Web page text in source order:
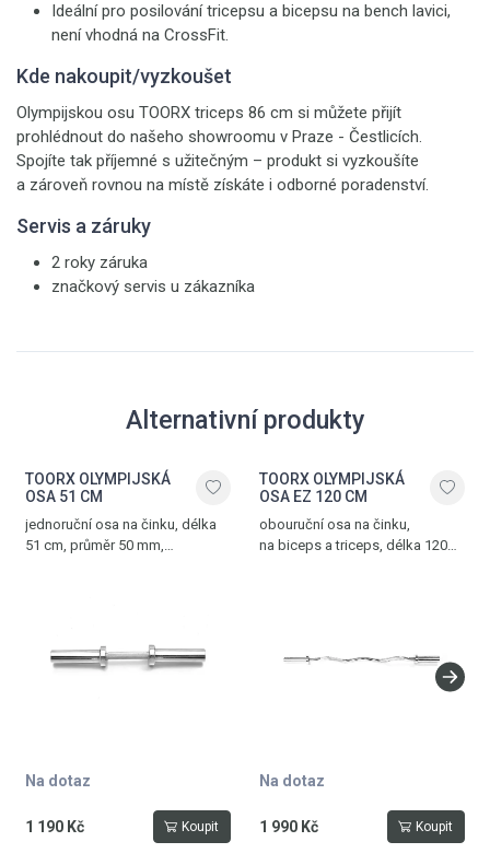
Ideální pro posilování tricepsu a bicepsu na bench lavici,
není vhodná na CrossFit.
Kde nakoupit/vyzkoušet
Olympijskou osu TOORX triceps 86 cm si můžete přijít
prohlédnout do našeho showroomu v Praze - Čestlicích.
Spojíte tak příjemné s užitečným – produkt si vyzkoušíte
a zároveň rovnou na místě získáte i odborné poradenství.
Servis a záruky
2 roky záruka
značkový servis u zákazníka
Alternativní produkty
TOORX OLYMPIJSKÁ
OSA 51 CM
jednoruční osa na činku, délka
51 cm, průměr 50 mm,
Na dotaz
1 190 Kč Koupit
TOORX OLYMPIJSKÁ
OSA EZ 120 CM
obouruční osa na činku,
na biceps a triceps, délka 120
Na dotaz
1 990 Kč Koupit